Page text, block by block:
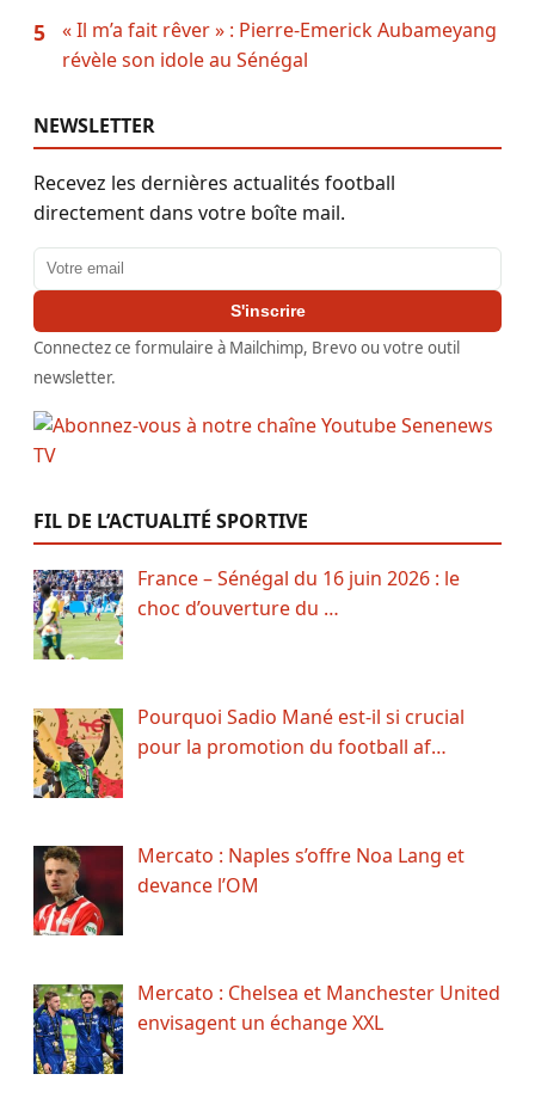
5
« Il m’a fait rêver » : Pierre-Emerick Aubameyang
révèle son idole au Sénégal
NEWSLETTER
Recevez les dernières actualités football
directement dans votre boîte mail.
Adresse email
S'inscrire
Connectez ce formulaire à Mailchimp, Brevo ou votre outil
newsletter.
FIL DE L’ACTUALITÉ SPORTIVE
France – Sénégal du 16 juin 2026 : le
choc d’ouverture du …
Pourquoi Sadio Mané est-il si crucial
pour la promotion du football af…
Mercato : Naples s’offre Noa Lang et
devance l’OM
Mercato : Chelsea et Manchester United
envisagent un échange XXL